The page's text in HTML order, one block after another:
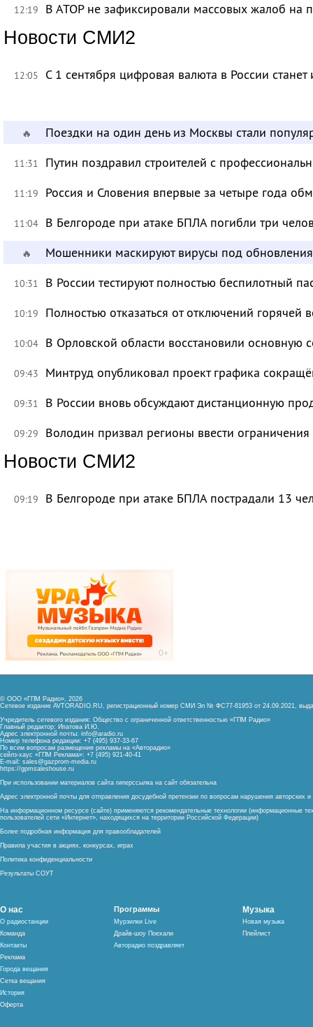
12:19 В АТОР не зафиксировали массовых жалоб на
Новости СМИ2
12:05 С 1 сентября цифровая валюта в России
🔥 Поездки на один день из Москвы стали
11:31 Путин поздравил строителей с
11:19 Россия и Словения впервые за четыре года
11:04 В Белгороде при атаке БПЛА погибли три
🔥 Мошенники маскируют вирусы под
10:31 В России тестируют полностью беспилотный
10:19 Полностью отказаться от отключений горячей
10:04 В Орловской области восстановили основную
09:43 Минтруд опубликовал проект графика
09:31 В России вновь обсуждают дистанционную
09:29 Володин призвал регионы ввести
Новости СМИ2
09:19 В Белгороде при атаке БПЛА пострадали 13
© ООО «ГПМ Радио», 2026
Сетевое издание AVTORADIO.RU, регистрационный номер СМИ Эл № ФС77-81953 от 24.09.2021,
Учредитель сетевого издания: Общество с ограниченной ответственностью «ГПМ Радио»
Главный редактор: Ипатова И.Ю.
Адрес электронной почты: info@aradio.ru
Номер телефона редакции: +7 (495) 937-33-67
По всем вопросам размещения рекламы на «Авторадио»
сейлз-хаус «ГПМ Реклама»: +7 (495) 921-40-41
E-mail: sales@gazprom-media.ru
https://gpmsaleshouse.ru
При использовании материалов сайта гиперссылка на сайт обязательна
Адрес электронной почты для отправления досудебной претензии по вопросам нарушения авторских
На информационном ресурсе (сайте) применяются рекомендательные технологии (информационные
пользователей сети «Интернет», находящихся на территории Российской Федерации)
Более подробная информация для правообладателей
Правила участия в акциях, конкурсах, играх
Политика конфиденциальности
Результаты СОУТ
О нас
О радиостанции
Команда
Контакты
Реклама
Города вещания
Сетка вещания
История
Оферта
Программы
Мурзилки Live
Драйв-шоу Поехали
Авторадио поздравляет
Музыка
Новая музыка
Плейлист